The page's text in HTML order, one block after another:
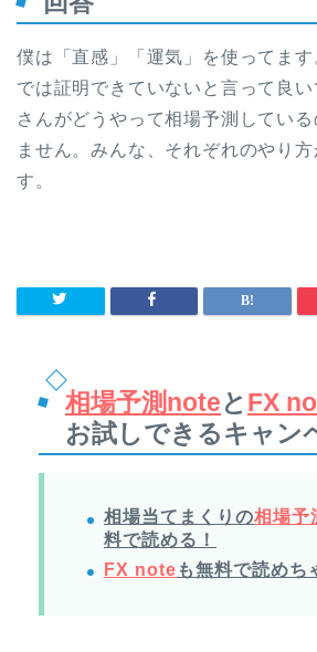
僕は「直感」「運気」を使ってま
では証明できていないと言って良い
さんがどうやって相場予測している
ません。みんな、それぞれのやり方
す。
相場予測noteとFX
お試しできるキャン
相場当てまくりの相場予
料で読める！
FX note も無料で読めち